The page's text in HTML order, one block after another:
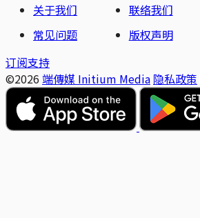
关于我们
联络我们
常见问题
版权声明
订阅支持
©2026 端傳媒 Initium Media 隐私政策